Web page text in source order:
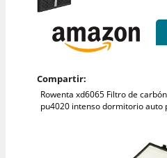
Compartir:
Rowenta xd6065 Filtro de
pu4020 intenso dormitorio